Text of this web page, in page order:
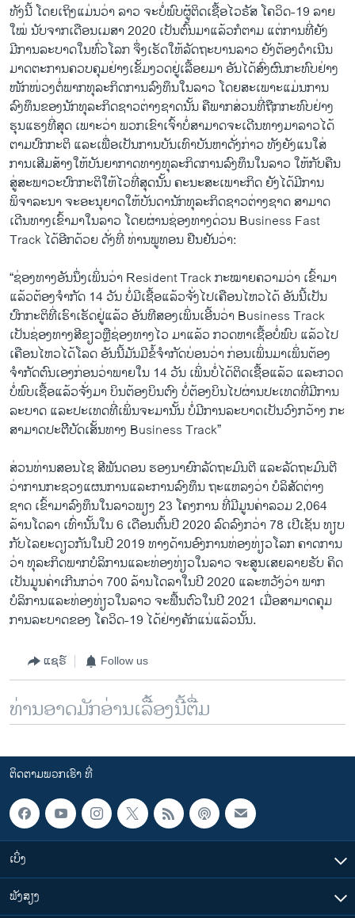
ທັງນີ້ ໂດຍເຖິງແມ່ນວ່າ ລາວ ຈະບໍ່ພົບຜູ້ຕິດເຊື້ອໄວຣັສ ໂຄວິດ-19 ລາຍ
ໃໝ່ ນັບຈາກເດືອນເມສາ 2020 ເປັນຕົ້ນມາແລ້ວກໍຕາມ ແຕ່ການທີ່ຍັງ
ມີການລະບາດໃນທົ່ວໂລກ ຈຶ່ງເຮັດໃຫ້ລັດຖະບານລາວ ຍັງຕ້ອງດຳເນີນ
ມາດຕະການຄວບຄຸມຢ່າງເຂັ້ມງວດຢູ່ເລື້ອຍມາ ອັນໄດ້ສົ່ງຜົນກະທົບຢ່າງ
ໜັກໜ່ວງຕໍ່ພາກທຸລະກິດການລົງທຶນໃນລາວ ໂດຍສະເພາະແມ່ນການ
ລົງທຶນຂອງນັກທຸລະກິດຊາວຕ່າງຊາດນັ້ນ ຄືພາກສ່ວນທີ່ຖືກກະທົບຢ່າງ
ຮຸນແຮງທີ່ສຸດ ເພາະວ່າ ພວກເຂົາເຈົ້າບໍ່ສາມາດຈະເດີນທາງມາລາວໄດ້
ຕາມປົກກະຕິ ແລະເພື່ອເປັນການບັນເທົາບັນຫາດັ່ງກ່າວ ທັງຍັງແນໃສ່
ການເສີມສ້າງໃຫ້ບັນຍາກາດທາງທຸລະກິດການລົງທຶນໃນລາວ ໃຫ້ກັບຄືນ
ສູ່ສະພາວະປົກກະຕິໃຫ້ໄວທີ່ສຸດນັ້ນ ຄະນະສະເພາະກິດ ຍັງໄດ້ມີການ
ພິຈາລະນາ ຈະອະນຸຍາດໃຫ້ບັນດານັກທຸລະກິດຊາວຕ່າງຊາດ ສາມາດ
ເດີນທາງເຂົ້າມາໃນລາວ ໂດຍຜ່ານຊ່ອງທາງດ່ວນ Business Fast
Track ໄດ້ອີກດ້ວຍ ດັ່ງທີ່ ທ່ານພູທອນ ຢືນຢັນວ່າ:
“ຊ່ອງທາງອັນນຶ່ງເພິ່ນວ່າ Resident Track ກະໝາຍຄວາມວ່າ ເຂົ້າມາ
ແລ້ວຕ້ອງຈຳກັດ 14 ວັນ ບໍ່ມີເຊື້ອແລ້ວຈັ່ງໄປເຄືອນໄຫວໄດ້ ອັນນີ້ເປັນ
ປົກກະຕິທີ່ເຮົາເຮັດຢູ່ແລ້ວ ອັນທີສອງເພິ່ນເອີ້ນວ່າ Business Track
ເປັນຊ່ອງທາງສີຂຽວຫຼືຊ່ອງທາງໄວ ມາແລ້ວ ກວດຫາເຊື້ອບໍ່ພົບ ແລ້ວໄປ
ເຄືອນໄຫວໄດ້ໂລດ ອັນນີ້ມັນມີຂໍ້ຈຳກັດບ່ອນວ່າ ກ່ອນເພິ່ນມາເພິ່ນຕ້ອງ
ຈຳກັດຕົນເອງກ່ອນວ່າພາຍໃນ 14 ວັນ ເພິ່ນບໍ່ໄດ້ຕິດເຊື້ອແລ້ວ ແລະກວດ
ບໍ່ພົບເຊື້ອແລ້ວຈັ່ງມາ ບິນຕ້ອງບິນຕົງ ບໍ່ຕ້ອງບິນໄປຜ່ານປະເທດທີ່ມີການ
ລະບາດ ແລະປະເທດທີ່ເພິ່ນຈະມານັ້ນ ບໍ່ມີການລະບາດເປັນວົງກວ້າງ ກະ
ສາມາດປະຕີິບັດເສັ້ນທາງ Business Track”
ສ່ວນທ່ານສອນໄຊ ສີພັນດອນ ຮອງນາຍົກລັດຖະມົນຕີ ແລະລັດຖະມົນຕີ
ວ່າການກະຊວງແຜນການແລະການລົງທຶນ ຖະແຫລງວ່າ ບໍລິສັດຕ່າງ
ຊາດ ເຂົ້າມາລົງທຶນໃນລາວພຽງ 23 ໂຄງການ ທີ່ມີມູນຄ່າລວມ 2,064
ລ້ານໂດລາ ເທົ່ານັ້ນໃນ 6 ເດືອນຕົ້ນປີ 2020 ລົດລົງກວ່າ 78 ເປີເຊັນ ທຽບ
ກັບໄລຍະດຽວກັນໃນປີ 2019 ທາງດ້ານອົງການທ່ອງທ່ຽວໂລກ ຄາດການ
ວ່າ ທຸລະກິດພາກບໍລິການແລະທ່ອງທ່ຽວໃນລາວ ຈະສູນເສຍລາຍຮັບ ຄິດ
ເປັນມູນຄ່າເກີນກວ່າ 700 ລ້ານໂດລາໃນປີ 2020 ແລະຫວັງວ່າ ພາກ
ບໍລິການແລະທ່ອງທ່ຽວໃນລາວ ຈະຟື້ນຕົວໃນປີ 2021 ເມື່ອສາມາດຄຸມ
ການລະບາດຂອງ ໂຄວິດ-19 ໄດ້ຢ່າງຄັກແນ່ແລ້ວນັ້ນ.
ແຊຣ໌ Follow us
ທ່ານອາດມັກອ່ານເລື້ອງນີ້ຕື່ມ
ຕິດຕາມພວກເຮົາ ທີ່
ເບິ່ງ
ຟັງສຽງ